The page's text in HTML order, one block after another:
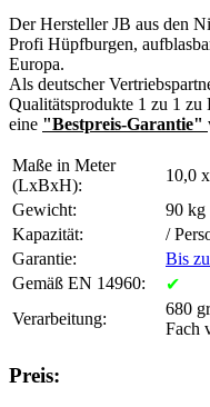
Der Hersteller JB aus den
Profi Hüpfburgen,
Europa.
Als deutscher
Qualitätsprodukte 1 zu 1 zu
eine "Bestpreis-Garantie"
Maße in Meter
(LxBxH):
10,0
Gewicht:
90 kg
Kapazität:
/
Garantie:
Bis
Gemäß EN 14960:
✔
Verarbeitung:
680
Fach
Preis: